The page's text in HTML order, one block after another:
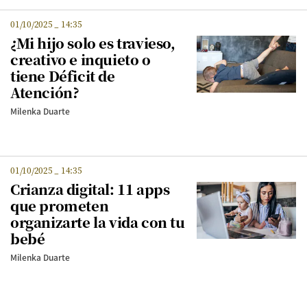
01/10/2025 14:35
¿Mi hijo solo es travieso,
creativo e inquieto o
tiene Déficit de
Atención?
Milenka Duarte
01/10/2025 14:35
Crianza digital: 11 apps
que prometen
organizarte la vida con tu
bebé
Milenka Duarte